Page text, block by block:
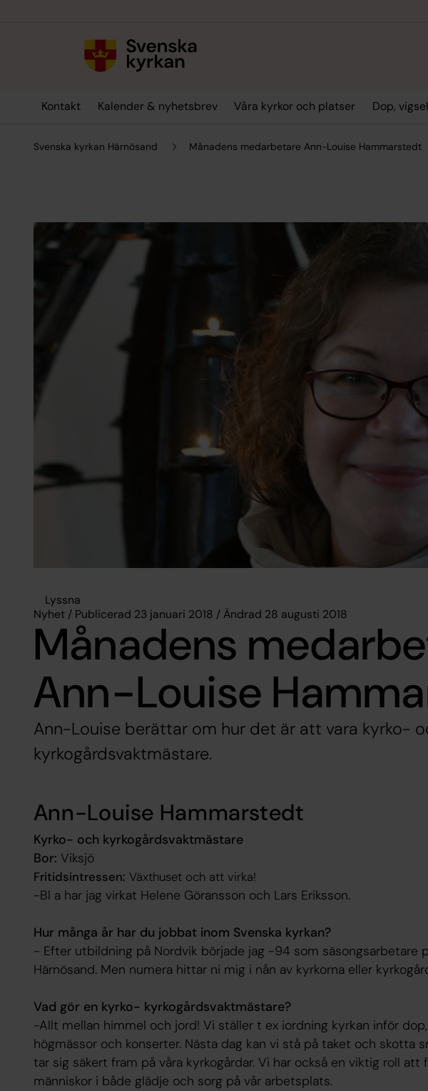
Kontakt Kalender & nyhetsbrev Våra kyrkor och platser Dop,
Svenska kyrkan Härnösand Månadens medarbetare Ann-Louise Hammarstedt
Lyssna
Nyhet / Publicerad 23 januari 2018 / Ändrad 28 augusti 2018
Månadens
Ann-Louise
Ann-Louise berättar om hur det är att vara kyrko-
kyrkogårdsvaktmästare.
Ann-Louise Hammarstedt
Kyrko- och kyrkogårdsvaktmästare
Bor: Viksjö
Fritidsintressen: Växthuset och att virka!
-Bl a har jag virkat Helene Göransson och Lars Eriksson.
Hur många år har du jobbat inom Svenska kyrkan?
- Efter utbildning på Nordvik började jag -94 som säsongsarbetare
Härnösand. Men numera hittar ni mig i nån av kyrkorna eller
Vad gör en kyrko- kyrkogårdsvaktmästare?
-Allt mellan himmel och jord! Vi ställer t ex iordning kyrkan inför
högmässor och konserter. Nästa dag kan vi stå på taket och skotta
tar sig säkert fram på våra kyrkogårdar. Vi har också en viktig roll att
människor i både glädje och sorg på vår arbetsplats.